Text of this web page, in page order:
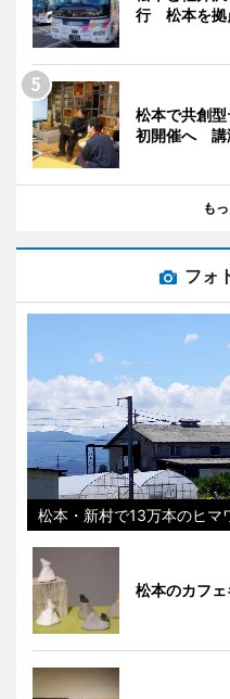
行 松本を拠
松本で共創型
初開催へ 講
も
フォ
松本・新村で13万本のヒマ
松本のカフェ